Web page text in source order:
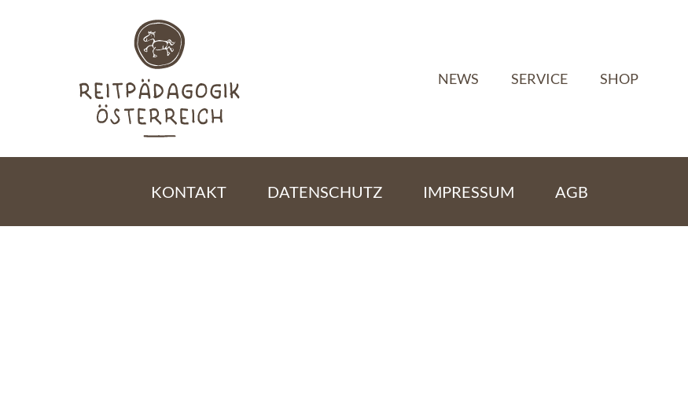
NEWS SERVICE SHOP
KONTAKT DATENSCHUTZ IMPRESSUM AGB